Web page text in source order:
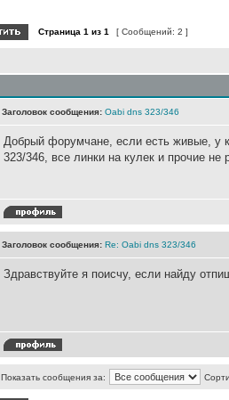
Страница 1 из 1 [ Сообщений: 2 ]
Заголовок сообщения: Oabi dns 323/346
Добрый форумчане, если есть живые, у
323/346, все линки на кулек и прочие не
Заголовок сообщения: Re: Oabi dns 323/346
Здравствуйте я поисчу, если найду
Показать сообщения за: